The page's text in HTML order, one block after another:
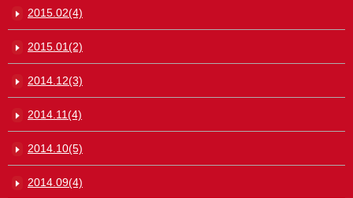
2015.02(4)
2015.01(2)
2014.12(3)
2014.11(4)
2014.10(5)
2014.09(4)